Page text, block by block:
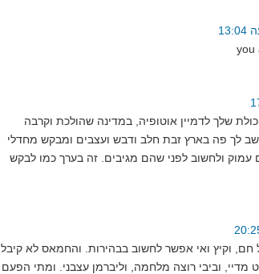
you
שלך לדמיין אוטופיה, במדינה שהולכת וקרבה
לך פה בארץ זבת חלב ודבש ועצבים ומבקש מחדלי
ולחשוב לפני שהם מגיבים. זה בערך כמו לבקש
וקיץ ואי אפשר לחשוב בבהירות. והחמאס לא קיבל
וביבי רוצה מלחמה, וליברמן עצבני. ומתי הפעם